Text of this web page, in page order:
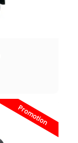
Promotion